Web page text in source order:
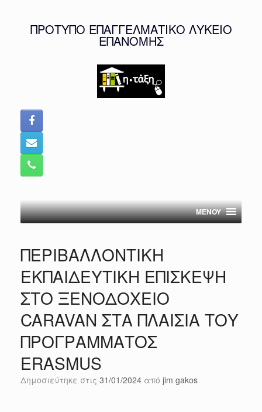
ΠΡΟΤΥΠΟ ΕΠΑΓΓΕΛΜΑΤΙΚΟ ΛΥΚΕΙΟ
ΕΠΑΝΟΜΗΣ
MENOY
ΠΕΡΙΒΑΛΛΟΝΤΙΚΗ
ΕΚΠΑΙΔΕΥΤΙΚΗ ΕΠΙΣΚΕΨΗ
ΣΤΟ ΞΕΝΟΔΟΧΕΙΟ
CARAVAN ΣΤΑ ΠΛΑΙΣΙΑ ΤΟΥ
ΠΡΟΓΡΑΜΜΑΤΟΣ
ERASMUS
Δημοσιεύτηκε στις 31/01/2024 από jim gakos